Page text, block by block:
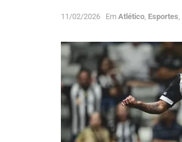
11/02/2026 Em Atlético Esportes